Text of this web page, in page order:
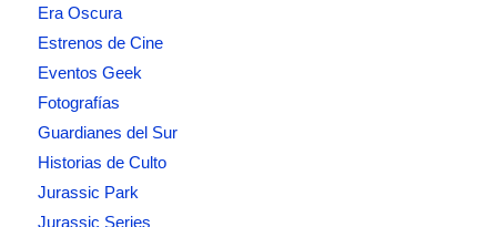
Era Oscura
Estrenos de Cine
Eventos Geek
Fotografías
Guardianes del Sur
Historias de Culto
Jurassic Park
Jurassic Series